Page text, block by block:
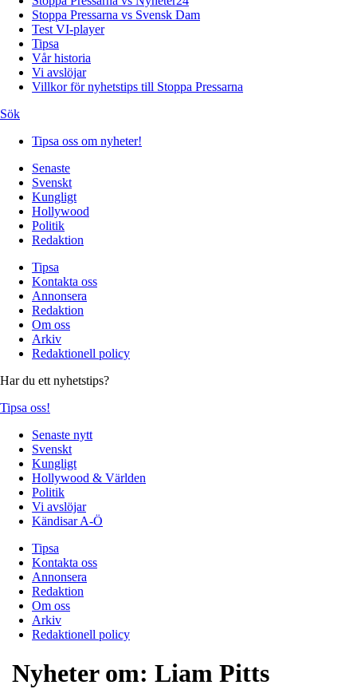
Stoppa Pressarna vs Svensk Dam
Test VI-player
Tipsa
Vår historia
Vi avslöjar
Villkor för nyhetstips till Stoppa Pressarna
Sök
Tipsa oss om nyheter!
Senaste
Svenskt
Kungligt
Hollywood
Politik
Redaktion
Tipsa
Kontakta oss
Annonsera
Redaktion
Om oss
Arkiv
Redaktionell policy
Har du ett nyhetstips?
Tipsa oss!
Senaste nytt
Svenskt
Kungligt
Hollywood & Världen
Politik
Vi avslöjar
Kändisar A-Ö
Tipsa
Kontakta oss
Annonsera
Redaktion
Om oss
Arkiv
Redaktionell policy
Nyheter om: Liam Pitts